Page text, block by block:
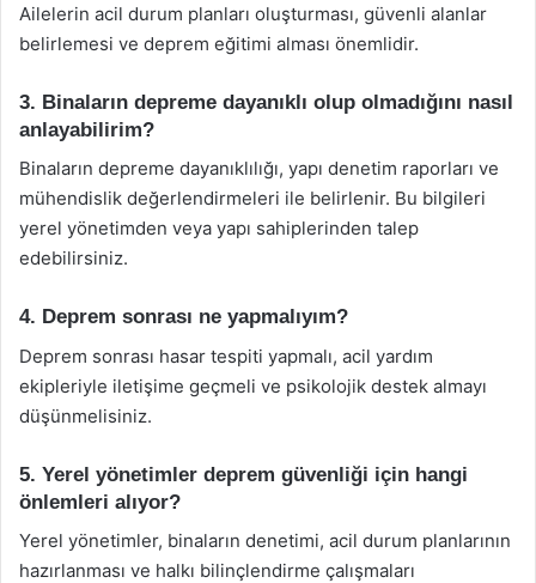
Ailelerin acil durum planları oluşturması, güvenli alanlar
belirlemesi ve deprem eğitimi alması önemlidir.
3. Binaların depreme dayanıklı olup olmadığını nasıl
anlayabilirim?
Binaların depreme dayanıklılığı, yapı denetim raporları ve
mühendislik değerlendirmeleri ile belirlenir. Bu bilgileri
yerel yönetimden veya yapı sahiplerinden talep
edebilirsiniz.
4. Deprem sonrası ne yapmalıyım?
Deprem sonrası hasar tespiti yapmalı, acil yardım
ekipleriyle iletişime geçmeli ve psikolojik destek almayı
düşünmelisiniz.
5. Yerel yönetimler deprem güvenliği için hangi
önlemleri alıyor?
Yerel yönetimler, binaların denetimi, acil durum planlarının
hazırlanması ve halkı bilinçlendirme çalışmaları